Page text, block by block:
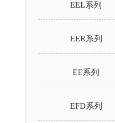
EEL系列
EER系列
EE系列
EFD系列